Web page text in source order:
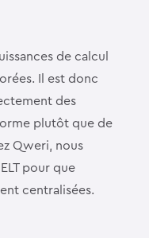
de calcul
Il est donc
des
plutôt que de
Qweri, nous
pour que
centralisées.